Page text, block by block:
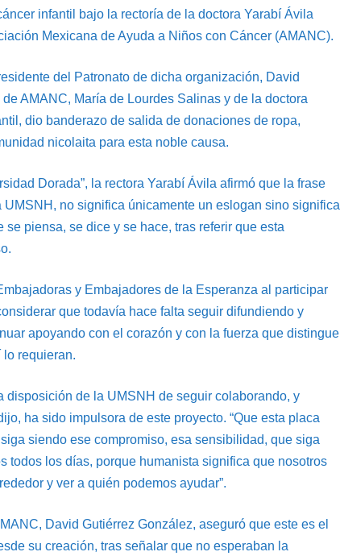
infantil bajo la rectoría de la doctora Yarabí Ávila
Mexicana de Ayuda a Niños con Cáncer (AMANC).
del Patronato de dicha organización, David
AMANC, María de Lourdes Salinas y de la doctora
dio banderazo de salida de donaciones de ropa,
nicolaita para esta noble causa.
Dorada”, la rectora Yarabí Ávila afirmó que la frase
UMSNH, no significa únicamente un eslogan sino significa
piensa, se dice y se hace, tras referir que esta
y Embajadores de la Esperanza al participar
que todavía hace falta seguir difundiendo y
apoyando con el corazón y con la fuerza que distingue
requieran.
disposición de la UMSNH de seguir colaborando, y
ha sido impulsora de este proyecto. “Que esta placa
siendo ese compromiso, esa sensibilidad, que siga
todos los días, porque humanista significa que nosotros
y ver a quién podemos ayudar”.
David Gutiérrez González, aseguró que este es el
su creación, tras señalar que no esperaban la